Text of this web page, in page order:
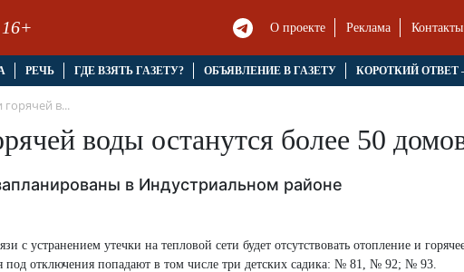
16+ О проекте Реклама Контакты
РЕЧЬ ГДЕ ВЗЯТЬ ГАЗЕТУ? ОБЪЯВЛЕНИЕ В ГАЗЕТУ КОРОТКИЙ ОТВЕТ
горячей в...
воды останутся более 50
в Индустриальном районе
с устранением утечки на тепловой сети будет отсутствовать отопление и
под отключения попадают в том числе три детских садика: № 81, № 92; № 93.